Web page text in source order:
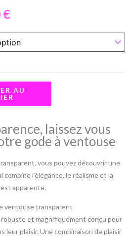
€
de
prix :
à
29.90 €
AU
laissez vous
gode à ventouse
vous pouvez découvrir une
l’élégance, le réalisme et la
est apparente.
ventouse transparent
et magnifiquement conçu pour
leur plaisir. Une combinaison de plaisir